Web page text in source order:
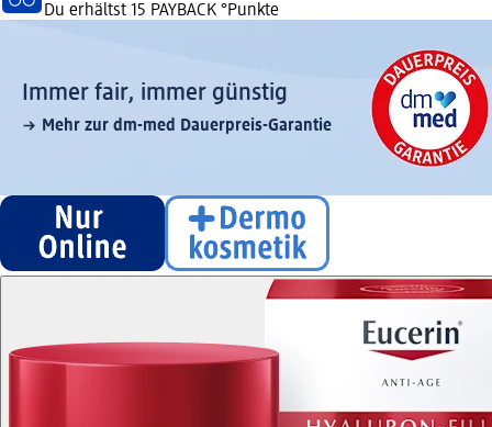
Du erhältst 15 PAYBACK °Punkte
Immer fair,­ immer günstig
Mehr zur dm-med Dauerpreis-Garantie